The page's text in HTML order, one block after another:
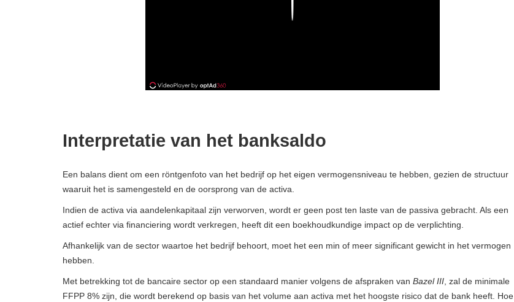
Interpretatie van het banksaldo
Een balans dient om een ​​röntgenfoto van het bedrijf op het eigen vermogensniveau te hebben, gezien de structuur
waaruit het is samengesteld en de oorsprong van de activa.
Indien de activa via aandelenkapitaal zijn verworven, wordt er geen post ten laste van de passiva gebracht. Als een
actief echter via financiering wordt verkregen, heeft dit een boekhoudkundige impact op de verplichting.
Afhankelijk van de sector waartoe het bedrijf behoort, moet het een min of meer significant gewicht in het vermogen
hebben.
Met betrekking tot de bancaire sector op een standaard manier volgens de afspraken van Bazel III , zal de minimale
FFPP 8% zijn, die wordt berekend op basis van het volume aan activa met het hoogste risico dat de bank heeft. Hoe